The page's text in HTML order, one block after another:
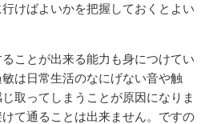
けばよいかを把握しておくとよい
ことが出来る能力も身につけてい
は日常生活のなにげない音や触
取ってしまうことが原因になりま
て通ることは出来ません。ですの